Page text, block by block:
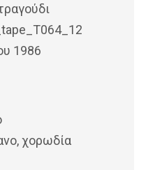
1986
χορωδία